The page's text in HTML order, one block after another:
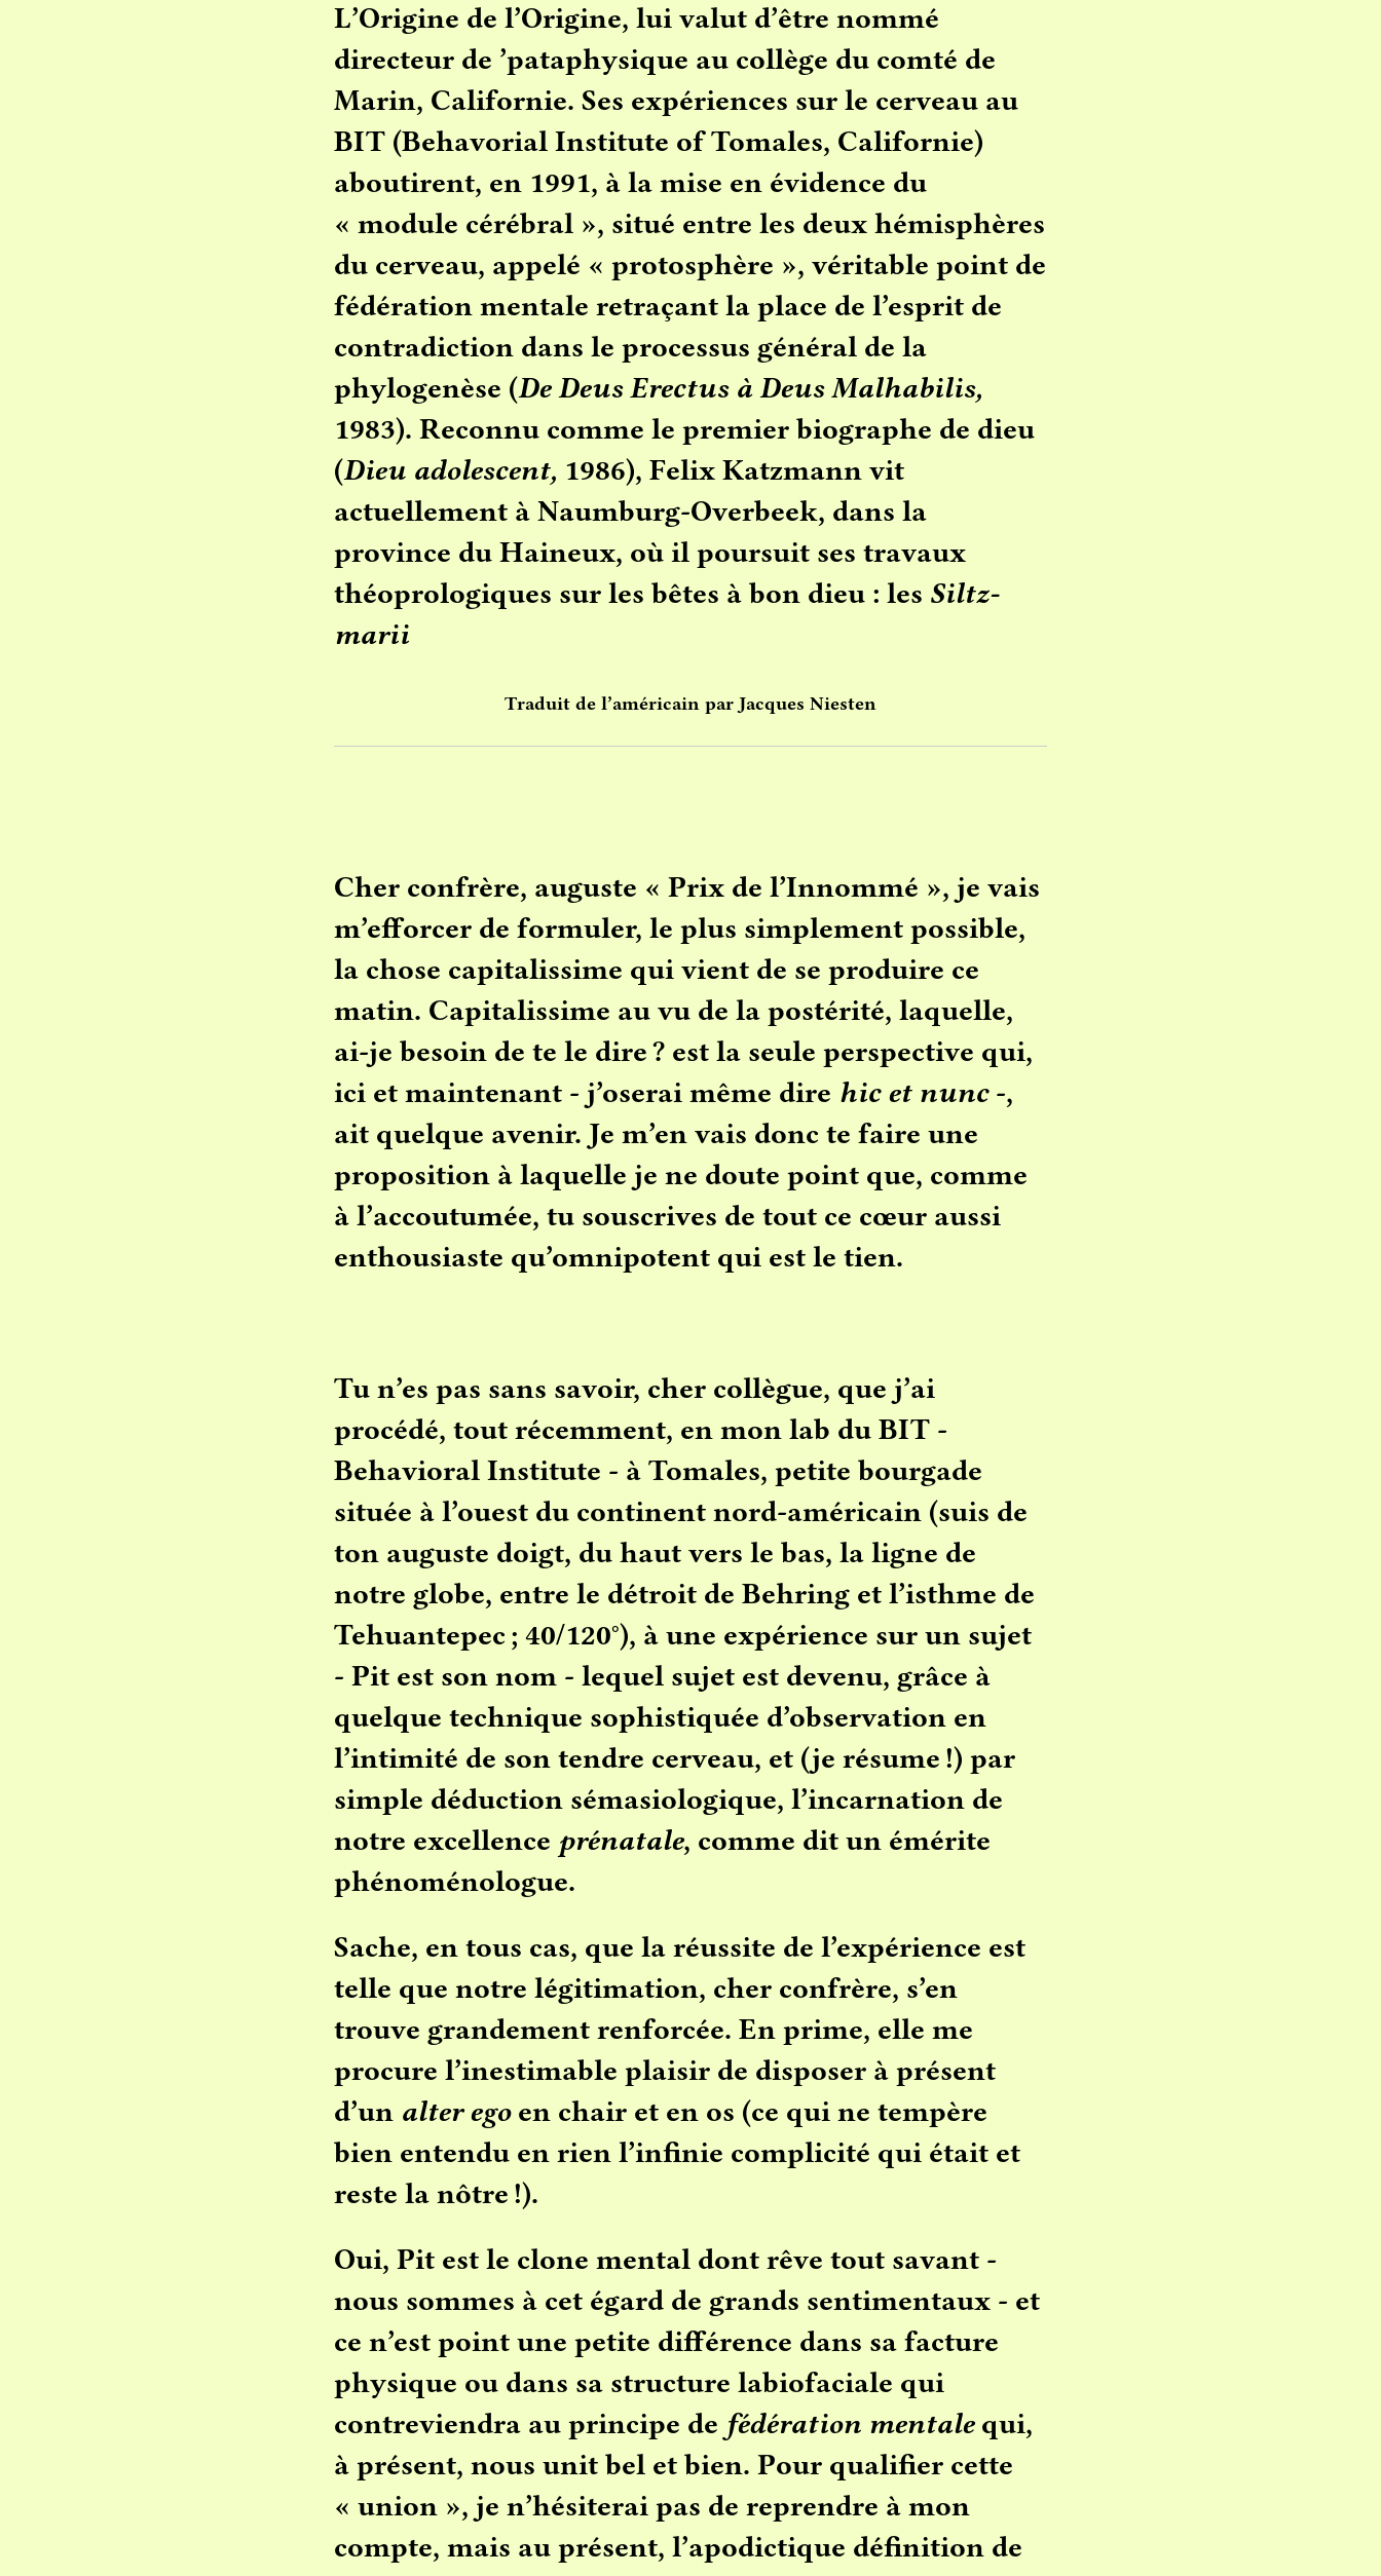
L’Origine de l’Origine, lui valut d’être nommé
directeur de ’pataphysique au collège du comté de
Marin, Californie. Ses expériences sur le cerveau au
BIT (Behavorial Institute of Tomales, Californie)
aboutirent, en 1991, à la mise en évidence du
« module cérébral », situé entre les deux hémisphères
du cerveau, appelé « protosphère », véritable point de
fédération mentale retraçant la place de l’esprit de
contradiction dans le processus général de la
phylogenèse (De Deus Erectus à Deus Malhabilis,
1983). Reconnu comme le premier biographe de dieu
(Dieu adolescent, 1986), Felix Katzmann vit
actuellement à Naumburg-Overbeek, dans la
province du Haineux, où il poursuit ses travaux
théoprologiques sur les bêtes à bon dieu : les Siltz-
marii
Traduit de l’américain par Jacques Niesten
Cher confrère, auguste « Prix de l’Innommé », je vais
m’efforcer de formuler, le plus simplement possible,
la chose capitalissime qui vient de se produire ce
matin. Capitalissime au vu de la postérité, laquelle,
ai-je besoin de te le dire ? est la seule perspective qui,
ici et maintenant - j’oserai même dire hic et nunc-,
ait quelque avenir. Je m’en vais donc te faire une
proposition à laquelle je ne doute point que, comme
à l’accoutumée, tu souscrives de tout ce cœur aussi
enthousiaste qu’omnipotent qui est le tien.
Tu n’es pas sans savoir, cher collègue, que j’ai
procédé, tout récemment, en mon lab du BIT -
Behavioral Institute - à Tomales, petite bourgade
située à l’ouest du continent nord-américain (suis de
ton auguste doigt, du haut vers le bas, la ligne de
notre globe, entre le détroit de Behring et l’isthme de
Tehuantepec ; 40/120°), à une expérience sur un sujet
- Pit est son nom - lequel sujet est devenu, grâce à
quelque technique sophistiquée d’observation en
l’intimité de son tendre cerveau, et (je résume !) par
simple déduction sémasiologique, l’incarnation de
notre excellence prénatale, comme dit un émérite
phénoménologue.
Sache, en tous cas, que la réussite de l’expérience est
telle que notre légitimation, cher confrère, s’en
trouve grandement renforcée. En prime, elle me
procure l’inestimable plaisir de disposer à présent
d’un alter egoen chair et en os (ce qui ne tempère
bien entendu en rien l’infinie complicité qui était et
reste la nôtre !).
Oui, Pit est le clone mental dont rêve tout savant -
nous sommes à cet égard de grands sentimentaux - et
ce n’est point une petite différence dans sa facture
physique ou dans sa structure labiofaciale qui
contreviendra au principe de fédération mentalequi,
à présent, nous unit bel et bien. Pour qualifier cette
« union », je n’hésiterai pas de reprendre à mon
compte, mais au présent, l’apodictique définition de